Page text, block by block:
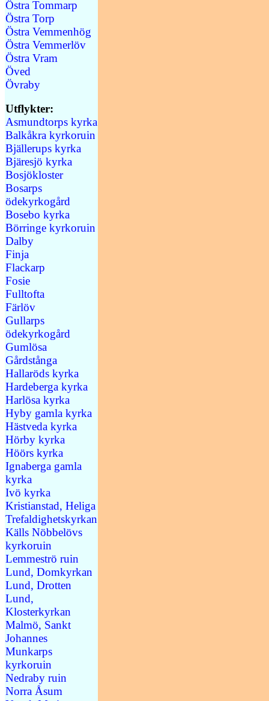
Östra Tommarp
Östra Torp
Östra Vemmenhög
Östra Vemmerlöv
Östra Vram
Öved
Övraby
Utflykter:
Asmundtorps kyrka
Balkåkra kyrkoruin
Bjällerups kyrka
Bjäresjö kyrka
Bosjökloster
Bosarps
ödekyrkogård
Bosebo kyrka
Börringe kyrkoruin
Dalby
Finja
Flackarp
Fosie
Fulltofta
Färlöv
Gullarps
ödekyrkogård
Gumlösa
Gårdstånga
Hallaröds kyrka
Hardeberga kyrka
Harlösa kyrka
Hyby gamla kyrka
Hästveda kyrka
Hörby kyrka
Höörs kyrka
Ignaberga gamla
kyrka
Ivö kyrka
Kristianstad, Heliga
Trefaldighetskyrkan
Källs Nöbbelövs
kyrkoruin
Lemmeströ ruin
Lund, Domkyrkan
Lund, Drotten
Lund,
Klosterkyrkan
Malmö, Sankt
Johannes
Munkarps
kyrkoruin
Nedraby ruin
Norra Åsum